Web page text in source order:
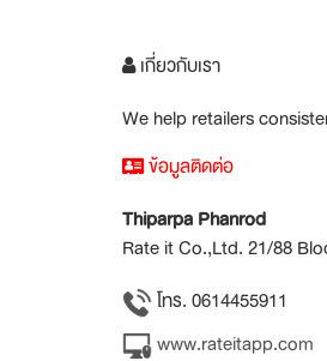
เกี่ยวกับเรา
We help retailers
ข้อมูลติดต่อ
Thiparpa Phanrod
Rate it Co.,Ltd. 21/88
โทร. 0614455911
www.rateitapp.com